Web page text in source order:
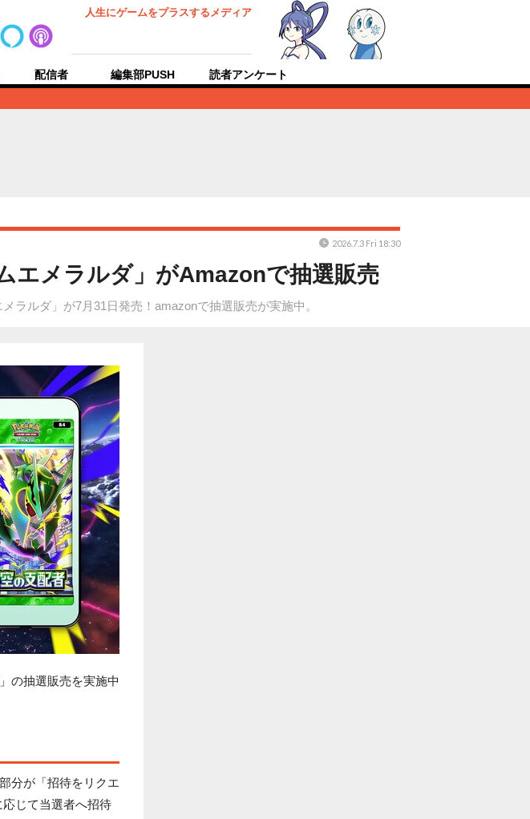
人生にゲームをプラスするメディア
配信者 編集部PUSH 読者アンケート
エメラルダ」がAmazonで抽選販売
ラルダ」が7月31日発売！amazonで抽選販売が実施中。
2026.7.3 Fri 18:30
の抽選販売を実施中
分が「招待をリクエ
じて当選者へ招待